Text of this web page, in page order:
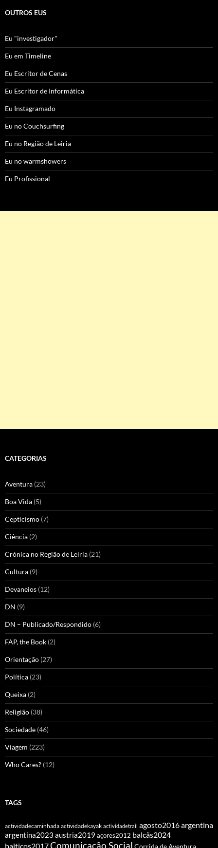
OUTROS EUS
Eu "investigador"
Eu em Timeline
Eu Escritor de Cenas
Eu Escritor de Informática
Eu Instagramado
Eu no Couchsurfing
Eu no Região de Leiria
Eu no warmshowers
Eu Profissional
CATEGORIAS
Aventura (23)
Boa Vida (5)
Cepticismo (7)
Ciência (2)
Crónica no Região de Leiria (21)
Cultura (9)
Devaneios (12)
DN (9)
DN – Publicado/Respondido (6)
FAP, the Book (2)
Orientação (27)
Política (23)
Queixa (2)
Religião (38)
Sociedade (46)
Viagem (223)
Who Cares? (12)
TAGS
actividadecaminhada actividadekayak actividadetrail agosto2016argentina
argentina2023 austria2019 açores2012 balcãs2024
balticos2017Comunicação Social